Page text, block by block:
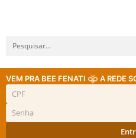
VEM PRA BEE FENATI A REDE